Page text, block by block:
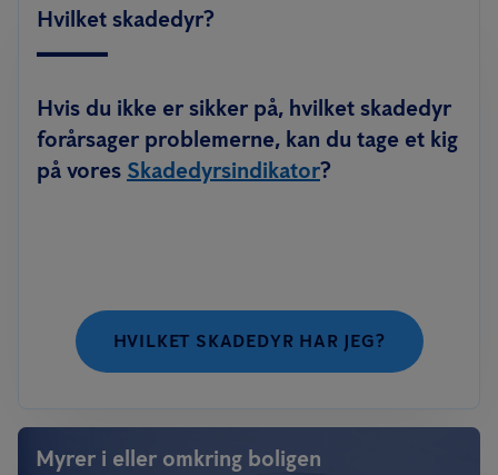
Hvilket skadedyr?
Hvis du ikke er sikker på, hvilket skadedyr
forårsager problemerne, kan du tage et kig
på vores Skadedyrsindikator?
HVILKET SKADEDYR HAR JEG?
Myrer i eller omkring boligen